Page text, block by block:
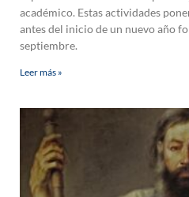
académico. Estas actividades
antes del inicio de un nuevo año
septiembre.
Leer más »